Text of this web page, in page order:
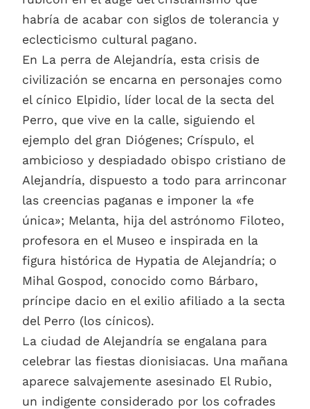
habría de acabar con siglos de tolerancia y
eclecticismo cultural pagano.
En La perra de Alejandría, esta crisis de
civilización se encarna en personajes como
el cínico Elpidio, líder local de la secta del
Perro, que vive en la calle, siguiendo el
ejemplo del gran Diógenes; Críspulo, el
ambicioso y despiadado obispo cristiano de
Alejandría, dispuesto a todo para arrinconar
las creencias paganas e imponer la «fe
única»; Melanta, hija del astrónomo Filoteo,
profesora en el Museo e inspirada en la
figura histórica de Hypatia de Alejandría; o
Mihal Gospod, conocido como Bárbaro,
príncipe dacio en el exilio afiliado a la secta
del Perro (los cínicos).
La ciudad de Alejandría se engalana para
celebrar las fiestas dionisiacas. Una mañana
aparece salvajemente asesinado El Rubio,
un indigente considerado por los cofrades